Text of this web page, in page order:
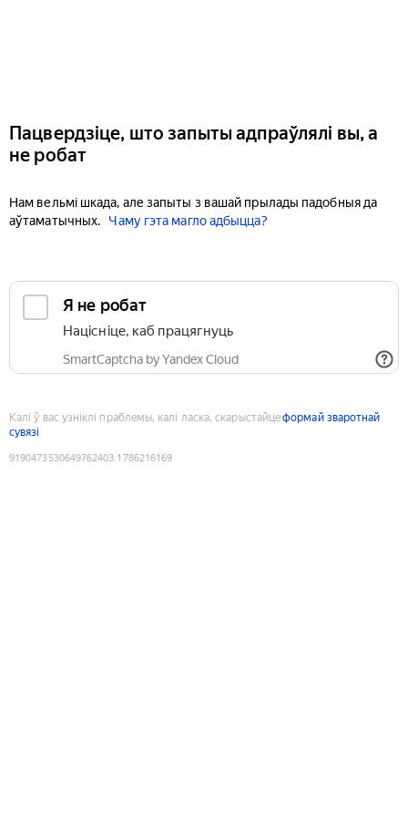
Пацвердзіце, што запыты адпраўлялі вы, а
не робат
Нам вельмі шкада, але запыты з вашай прылады падобныя да
аўтаматычных.
Чаму гэта магло адбыцца?
Я не робат
Націсніце, каб працягнуць
SmartCaptcha by Yandex Cloud
Калі ў вас узніклі праблемы, калі ласка, скарыстайцеформай зваротнай
сувязі
9190473530649762403:1786216169